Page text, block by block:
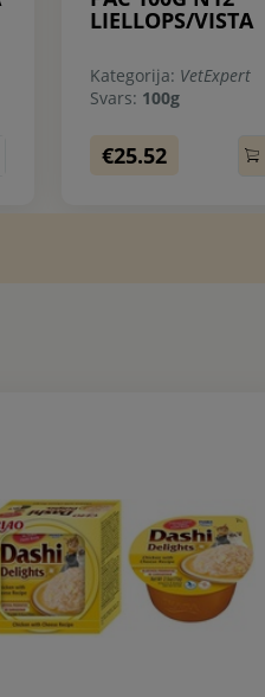
LIELLOPS/VISTA
Kategorija: VetExpert
Svars: 100g
€25.52